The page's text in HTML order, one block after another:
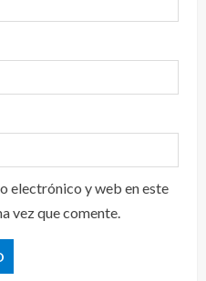
electrónico y web en este
vez que comente.